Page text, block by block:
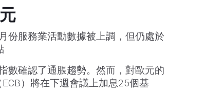
份服務業活動數據被上調，但仍處於
數確認了通脹趨勢。然而，對歐元的
）將在下週會議上加息25個基